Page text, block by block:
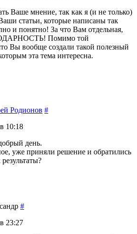
Ваше мнение, так как я (и не только)
статьи, которые написаны так
и понятно! За что Вам отдельная,
Помимо той
Вы вообще создали такой полезный
эта тема интересна.
Родионов #
10:18
день.
уже приняли решение и обратились
#
23:27